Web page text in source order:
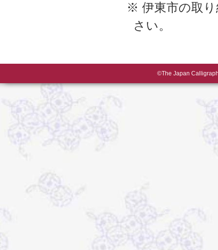
※ 伊東市の取
さい。
©The Japan